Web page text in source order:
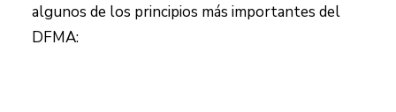
algunos de los principios más importantes del
DFMA: